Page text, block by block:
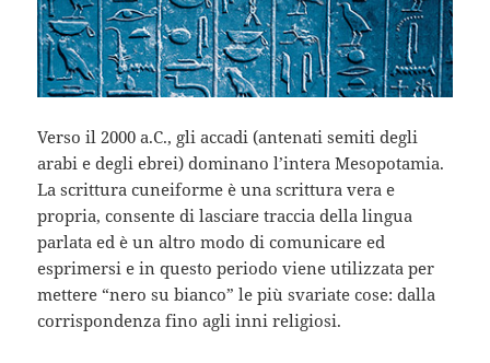
Verso il 2000 a.C., gli accadi (antenati semiti degli
arabi e degli ebrei) dominano l’intera Mesopotamia.
La scrittura cuneiforme è una scrittura vera e
propria, consente di lasciare traccia della lingua
parlata ed è un altro modo di comunicare ed
esprimersi e in questo periodo viene utilizzata per
mettere “nero su bianco” le più svariate cose: dalla
corrispondenza fino agli inni religiosi.